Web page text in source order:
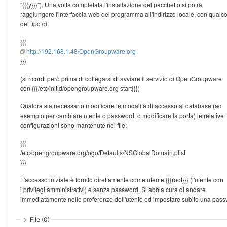
"{{{y}}}"). Una volta completata l'installazione del pacchetto si potrà
raggiungere l'interfaccia web del programma all'indirizzo locale, con
del tipo di:
{{{
http://192.168.1.48/OpenGroupware.org
}}}
(si ricordi però prima di collegarsi di avviare il servizio di OpenGroupware
con {{{/etc/init.d/opengroupware.org start}}})
Qualora sia necessario modificare le modalità di accesso al database (ad
esempio per cambiare utente o password, o modificare la porta) le relative
configurazioni sono mantenute nel file:
{{{
/etc/opengroupware.org/ogo/Defaults/NSGlobalDomain.plist
}}}
L'accesso iniziale è fornito direttamente come utente {{{root}}} (l'utente con
i privilegi amministrativi) e senza password. Si abbia cura di andare
immediatamente nelle preferenze dell'utente ed impostare subito una
File (0)